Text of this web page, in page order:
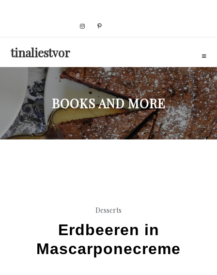
tinaliestvor
BOOKS AND MORE
Desserts
Erdbeeren in
Mascarponecreme